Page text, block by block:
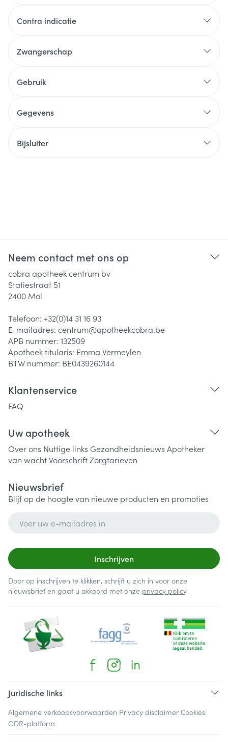
Contra indicatie
Zwangerschap
Gebruik
Gegevens
Bijsluiter
Neem contact met ons op
cobra apotheek centrum bv
Statiestraat 51
2400 Mol
Telefoon: +32(0)14 31 16 93
E-mailadres: centrum@apotheekcobra.be
APB nummer: 132509
Apotheek titularis: Emma Vermeylen
BTW nummer: BE0439260144
Klantenservice
FAQ
Uw apotheek
Over ons Nuttige links Gezondheidsnieuws Apotheker
van wachtVoorschriftZorgtarieven
Nieuwsbrief
Blijf op de hoogte van nieuwe producten en promoties
Inschrijven
Door op inschrijven te klikken, schrijft u zich in voor onze
nieuwsbrief en gaat u akkoord met onze privacy policy.
Juridische links
Algemene verkoopsvoorwaarden Privacy disclaimer Cookies
ODR-platform